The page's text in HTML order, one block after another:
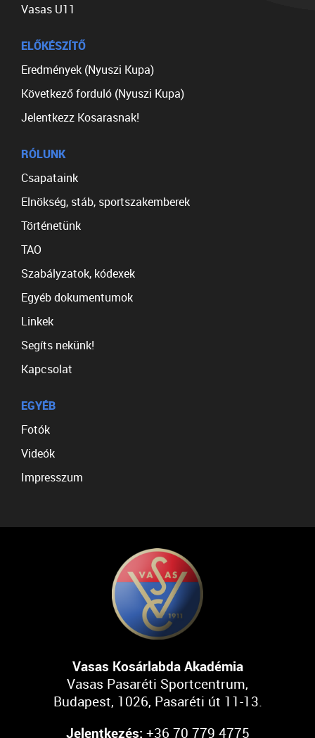
Vasas U11
ELŐKÉSZÍTŐ
Eredmények (Nyuszi Kupa)
Következő forduló (Nyuszi Kupa)
Jelentkezz Kosarasnak!
RÓLUNK
Csapataink
Elnökség, stáb, sportszakemberek
Történetünk
TAO
Szabályzatok, kódexek
Egyéb dokumentumok
Linkek
Segíts nekünk!
Kapcsolat
EGYÉB
Fotók
Videók
Impresszum
Vasas Kosárlabda Akadémia
Vasas Pasaréti Sportcentrum,
Budapest, 1026, Pasaréti út 11-13.
Jelentkezés: +36 70 779 4775